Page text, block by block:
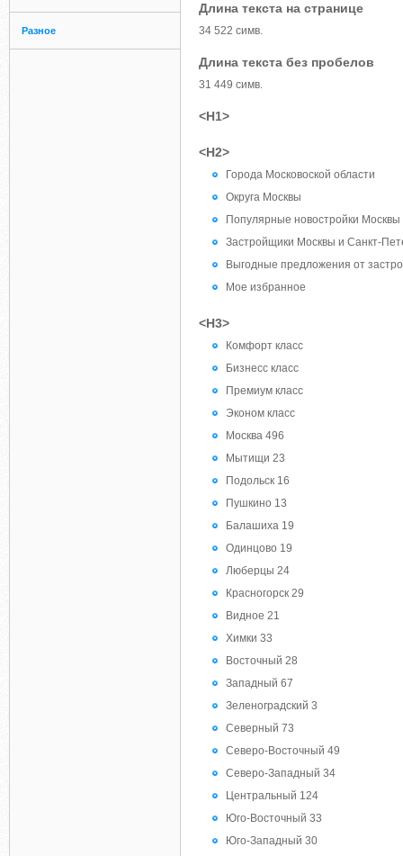
Разное
Длина текста на странице
34 522 симв.
Длина текста без пробелов
31 449 симв.
<H1>
<H2>
Города Московоской области
Округа Москвы
Популярные новостройки Москвы
Застройщики Москвы и Санкт-
Выгодные предложения от
Мое избранное
<H3>
Комфорт класс
Бизнесс класс
Премиум класс
Эконом класс
Москва 496
Мытищи 23
Подольск 16
Пушкино 13
Балашиха 19
Одинцово 19
Люберцы 24
Красногорск 29
Видное 21
Химки 33
Восточный 28
Западный 67
Зеленоградский 3
Северный 73
Северо-Восточный 49
Северо-Западный 34
Центральный 124
Юго-Восточный 33
Юго-Западный 30